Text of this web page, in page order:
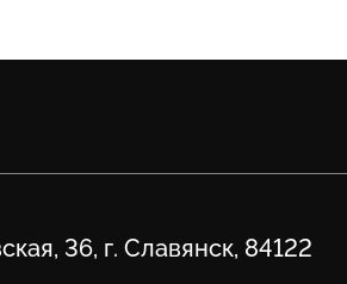
36, г. Славянск, 84122